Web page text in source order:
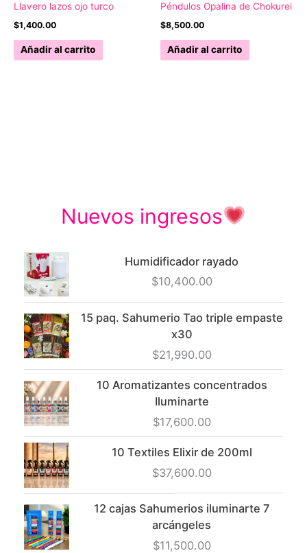
Llavero lazos ojo turco
$1,400.00
Añadir al carrito
Péndulos Opalina de Chokurei
$8,500.00
Añadir al carrito
Nuevos ingresos
Humidificador rayado
$10,400.00
15 paq. Sahumerio Tao triple empaste
x30
$21,990.00
10 Aromatizantes concentrados
Iluminarte
$17,600.00
10 Textiles Elixir de 200ml
$37,600.00
12 cajas Sahumerios iluminarte 7
arcángeles
$11,500.00